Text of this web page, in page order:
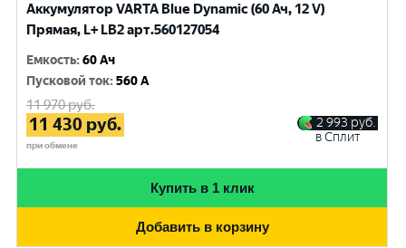
Аккумулятор VARTA Blue Dynamic (60 Ач, 12 V)
Прямая, L+ LB2 арт.560127054
Емкость:60 Ач
Пусковой ток:560 A
11 970руб.
11 430 руб.
при обмене
2 993 руб.
в Сплит
Купить в 1 клик
Добавить в корзину